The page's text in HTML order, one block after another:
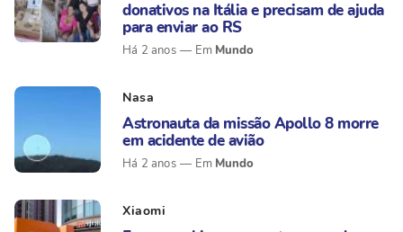
donativos na Itália e precisam de ajuda
para enviar ao RS
Há 2 anos Mundo
Nasa
Astronauta da missão Apollo 8 morre
em acidente de avião
Há 2 anos Mundo
Xiaomi